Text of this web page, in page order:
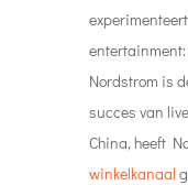
Nordstrom is
succes van
China, heeft
winkelkanaal